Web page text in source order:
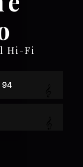
Hi-Fi
94